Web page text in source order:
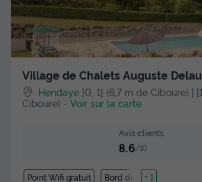
Village de Chalets Auguste
Hendaye ]0, 1[ (6,7 m de Ciboure) |
Ciboure) - Voir sur la carte
Avis clients
8.6/10
Point Wifi gratuit Bord de mer
+ 1